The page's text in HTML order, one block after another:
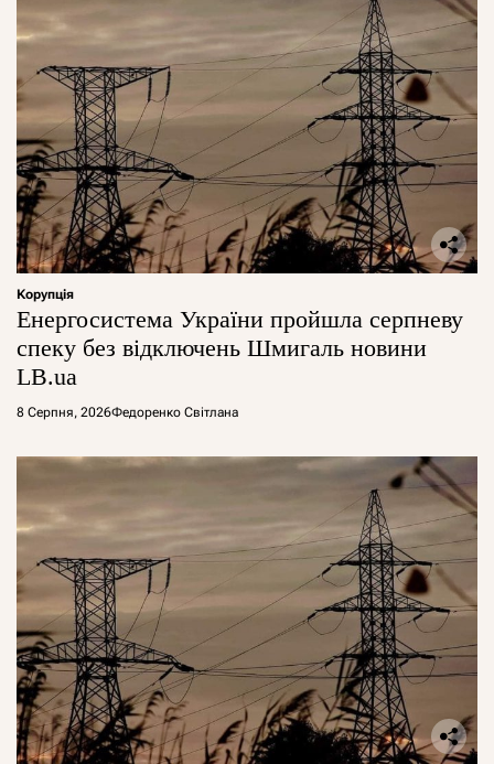
Корупція
Енергосистема України пройшла серпневу
спеку без відключень Шмигаль новини
LB.ua
8 Серпня, 2026Федоренко Світлана